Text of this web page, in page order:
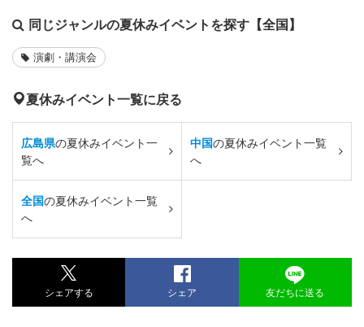
同じジャンルの夏休みイベントを探す【全国】
演劇・講演会
夏休みイベント一覧に戻る
広島県の夏休みイベント一
覧へ
中国の夏休みイベント一覧
へ
全国の夏休みイベント一覧
へ
シェアする シェア 友だちに送る